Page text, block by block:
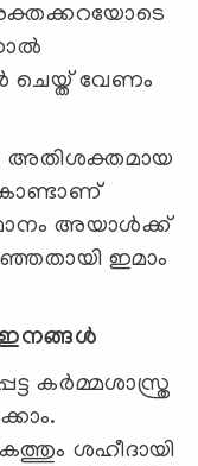
രക്തക്കറയോടെ
ചെയ്ത് വേണം
അതിശക്തമായ
അയാൾക്ക്
ഇമാം
ഇനങ്ങൾ
കർമ്മശാസ്ത്ര
ശഹീദായി